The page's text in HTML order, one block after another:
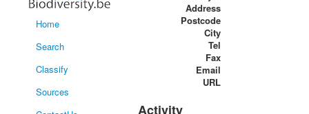
Home
Search
Classify
Sources
Address
Postcode
City
Tel
Fax
Email
URL
Activity